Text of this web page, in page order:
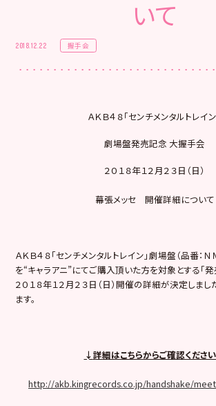
いて
2018.12.22 握手会
ＡＫＢ４８「センチメンタルトレイン
劇場盤発売記念 大握手会
２０１８年１２月２３日（日）
幕張メッセ 開催詳細について
ＡＫＢ４８「センチメンタルトレイン」劇場盤（品番：Ｎ
を“キャラアニ”にてご購入頂いた方を対象とする「
２０１８年１２月２３日（日）開催の詳細が決定しま
ます。
↓詳細はこちらからご確認くださ
http://akb.kingrecords.co.jp/handshake/